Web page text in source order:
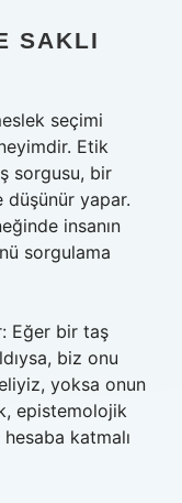
SAKLI
seçimi
Etik
sorgusu, bir
düşünür yapar.
insanın
sorgulama
Eğer bir taş
biz onu
yoksa onun
epistemolojik
katmalı